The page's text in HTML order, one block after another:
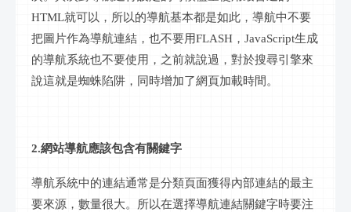
HTML就可以，所以的導航基本都是如此，導航中不要
把圖片作為導航連結，也不要用FLASH，JavaScript生成
的導航系統也不要使用，之前就說過，對於搜尋引擎來
說這就是蜘蛛陷阱，同時增加了網頁加載時間。
2.網站導航應該包含有關鍵字
導航系統中的連結通常是分類頁面獲得內部連結的最主
要來源，數量很大。所以在選擇導航連結關鍵字時要注